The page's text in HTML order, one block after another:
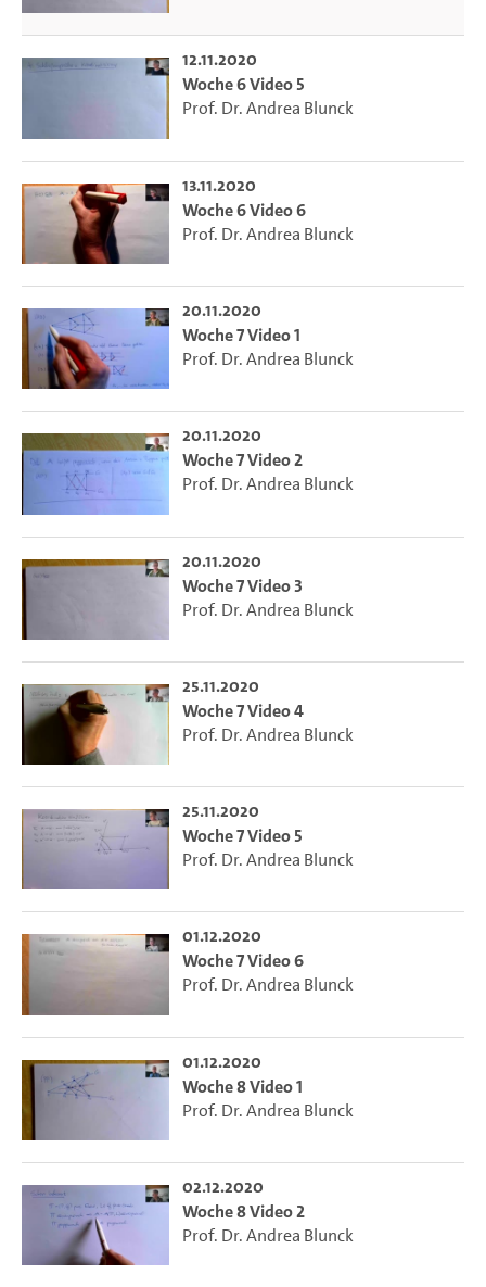
12.11.2020
Woche 6 Video 5
Prof. Dr. Andrea Blunck
13.11.2020
Woche 6 Video 6
Prof. Dr. Andrea Blunck
20.11.2020
Woche 7 Video 1
Prof. Dr. Andrea Blunck
20.11.2020
Woche 7 Video 2
Prof. Dr. Andrea Blunck
20.11.2020
Woche 7 Video 3
Prof. Dr. Andrea Blunck
25.11.2020
Woche 7 Video 4
Prof. Dr. Andrea Blunck
25.11.2020
Woche 7 Video 5
Prof. Dr. Andrea Blunck
01.12.2020
Woche 7 Video 6
Prof. Dr. Andrea Blunck
01.12.2020
Woche 8 Video 1
Prof. Dr. Andrea Blunck
02.12.2020
Woche 8 Video 2
Prof. Dr. Andrea Blunck